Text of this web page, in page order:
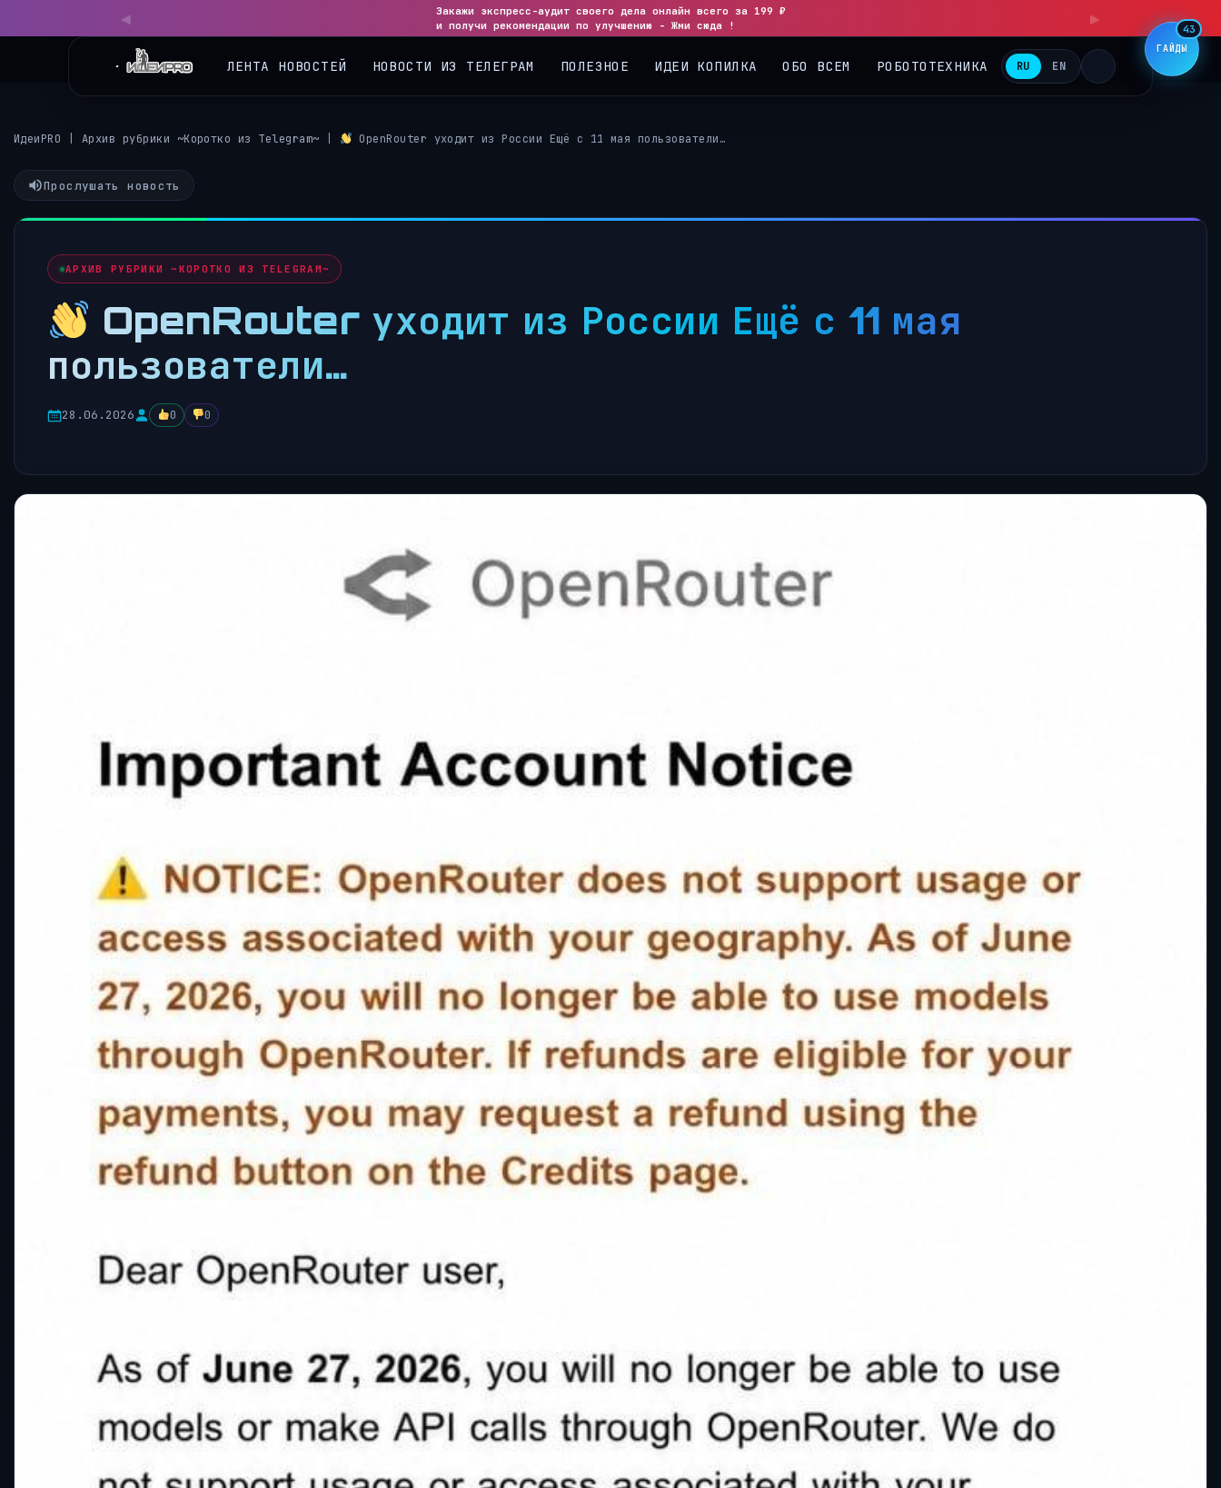
◀
Закажи экспресс-аудит своего дела онлайн всего за 199 ₽
и получи рекомендации по улучшению - Жми сюда !
▶
RU EN
ИдеиPRO Архив рубрики ~Коротко из Telegram~ OpenRouter уходит из России Ещё с 11 мая пользователи…
Прослушать новость
АРХИВ РУБРИКИ ~КОРОТКО ИЗ TELEGRAM~
OpenRouter уходит из России Ещё с 11 мая
пользователи…
28.06.2026 0 0
ГАЙДЫ
43